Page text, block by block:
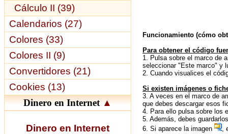
Cálculo II (39)
Calendarios (27)
Colores (33)
Colores II (9)
Convertidores (21)
Cookies (13)
Dinero en Internet▲
Dinero en Internet
Funcionamiento (cómo
Para obtener el código
1. Pulsa sobre el marco de
seleccionar "Este marco" y
2. Cuando visualices el
Si existen imágenes o
3. A veces en el marco de
que debes descargar esos
4. Para ello pulsa sobre los
5. Además, debes
6. Si aparece la imagen
,